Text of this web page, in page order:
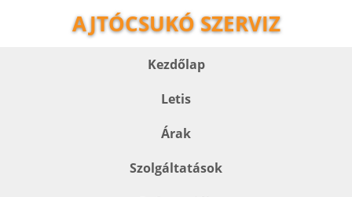
AJTÓCSUKÓ SZERVIZ
Kezdőlap
Letis
Árak
Szolgáltatások